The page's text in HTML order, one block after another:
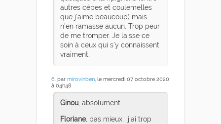
autres cèpes et coulemelles
que j'aime beaucoup) mais
n'en ramasse aucun. Trop peur
de me tromper. Je laisse ce
soin à ceux qui s'y connaissent
vraiment.
6. par mirovinben, le mercredi 07 octobre 2020
à 04h48
Ginou, absolument.
Floriane, pas mieux : j'ai trop